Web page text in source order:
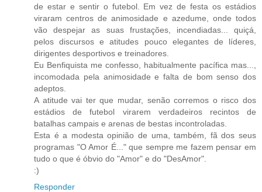
de estar e sentir o futebol. Em vez de festa os estádios
viraram centros de animosidade e azedume, onde todos
vão despejar as suas frustações, incendiadas... quiçá,
pelos discursos e atitudes pouco elegantes de líderes,
dirigentes desportivos e treinadores.
Eu Benfiquista me confesso, habitualmente pacífica mas...,
incomodada pela animosidade e falta de bom senso dos
adeptos.
A atitude vai ter que mudar, senão corremos o risco dos
estádios de futebol virarem verdadeiros recintos de
batalhas campais e arenas de bestas incontroladas.
Esta é a modesta opinião de uma, também, fã dos seus
programas "O Amor É..." que sempre me fazem pensar em
tudo o que é óbvio do "Amor" e do "DesAmor".
:)
Responder